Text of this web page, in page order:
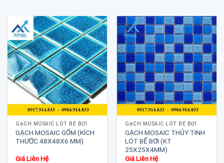
GẠCH MOSAIC LÓT BỂ BƠI
GẠCH MOSAIC GỐM (KÍCH
THƯỚC 48X48X6 MM)
Giá Liên Hệ
GẠCH MOSAIC LÓT BỂ BƠI
GẠCH MOSAIC THỦY TINH
LÓT BỂ BƠI (KT
25X25X4MM)
Giá Liên Hệ